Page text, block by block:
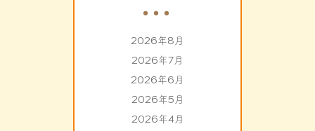
2026年8月
2026年7月
2026年6月
2026年5月
2026年4月